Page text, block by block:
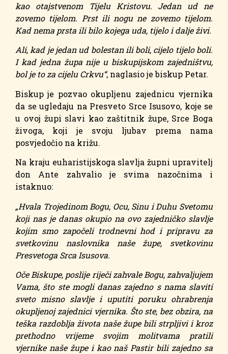
kao otajstvenom Tijelu Kristovu. Jedan ud ne
zovemo tijelom. Prst ili nogu ne zovemo tijelom.
Kad nema prsta ili bilo kojega uda, tijelo i dalje živi.
Ali, kad je jedan ud bolestan ili boli, cijelo tijelo boli.
I kad jedna župa nije u biskupijskom zajedništvu,
bol je to za cijelu Crkvu“, naglasio je biskup Petar.
Biskup je pozvao okupljenu zajednicu vjernika
da se ugledaju na Presveto Srce Isusovo, koje se
u ovoj župi slavi kao zaštitnik župe, Srce Boga
živoga, koji je svoju ljubav prema nama
posvjedočio na križu.
Na kraju euharistijskoga slavlja župni upravitelj
don Ante zahvalio je svima nazočnima i
istaknuo:
„Hvala Trojedinom Bogu, Ocu, Sinu i Duhu Svetomu
koji nas je danas okupio na ovo zajedničko slavlje
kojim smo započeli trodnevni hod i pripravu za
svetkovinu naslovnika naše župe, svetkovinu
Presvetoga Srca Isusova.
Oče Biskupe, poslije riječi zahvale Bogu, zahvaljujem
Vama, što ste mogli danas zajedno s nama slaviti
sveto misno slavlje i uputiti poruku ohrabrenja
okupljenoj zajednici vjernika. Što ste, bez obzira, na
teška razdoblja života naše župe bili strpljivi i kroz
prethodno vrijeme svojim molitvama pratili
vjernike naše župe i kao naš Pastir bili zajedno sa